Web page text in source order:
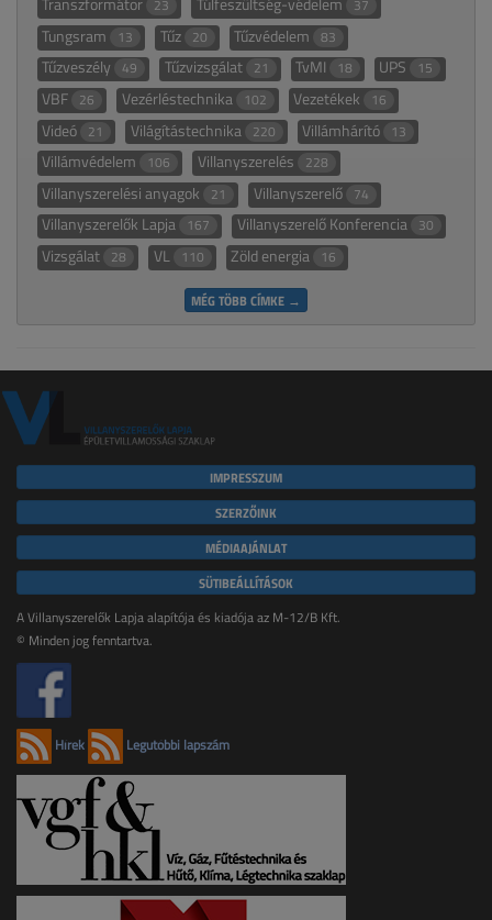
23 37
Tungsram 13 Tűz 20 Tűzvédelem 83
Tűzveszély 49 Tűzvizsgálat 21 TvMI 18 UPS 15
VBF 26 Vezérléstechnika 102 Vezetékek 16
Videó 21 Világítástechnika 220 Villámhárító 13
Villámvédelem 106 Villanyszerelés 228
Villanyszerelési anyagok 21 Villanyszerelő 74
Villanyszerelők Lapja 167 Villanyszerelő Konferencia 30
Vizsgálat 28 VL 110 Zöld energia 16
MÉG TÖBB CÍMKE →
IMPRESSZUM
SZERZŐINK
MÉDIAAJÁNLAT
SÜTIBEÁLLÍTÁSOK
A Villanyszerelők Lapja alapítója és kiadója az M-12/B Kft.
© Minden jog fenntartva.
Hírek Legutóbbi lapszám